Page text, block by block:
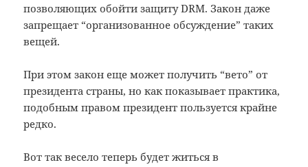
позволяющих обойти защиту DRM. Закон даже
запрещает “организованное обсуждение” таких
вещей.
При этом закон еще может получить “вето” от
президента страны, но как показывает практика,
подобным правом президент пользуется крайне
редко.
Вот так весело теперь будет житься в